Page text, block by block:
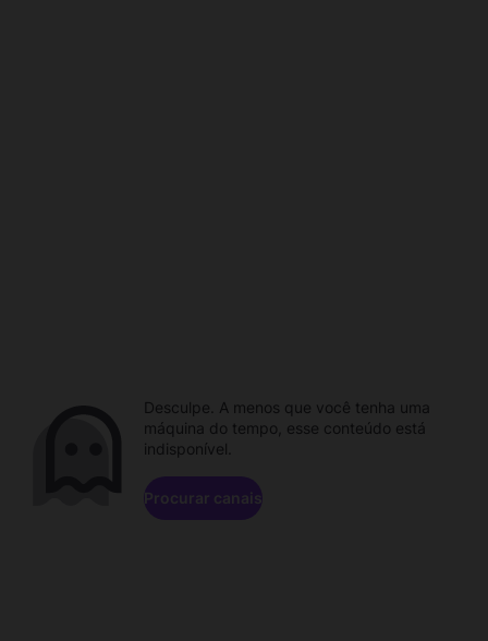
Desculpe. A menos que você tenha uma
máquina do tempo, esse conteúdo está
indisponível.
Procurar canais